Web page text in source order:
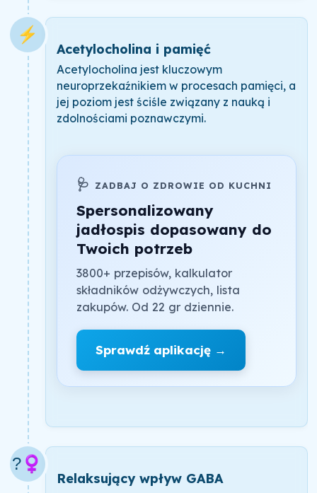
⚡
Acetylocholina i pamięć
Acetylocholina jest kluczowym
neuroprzekaźnikiem w procesach pamięci, a
jej poziom jest ściśle związany z nauką i
zdolnościami poznawczymi.
🩺 ZADBAJ O ZDROWIE OD KUCHNI
Spersonalizowany
jadłospis dopasowany do
Twoich potrzeb
3800+ przepisów, kalkulator
składników odżywczych, lista
zakupów. Od 22 gr dziennie.
Sprawdź aplikację →
?‍♀️
Relaksujący wpływ GABA